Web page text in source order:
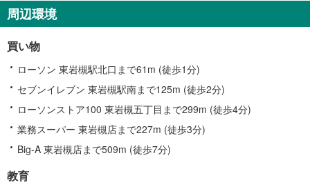
岩
槻
区
に
関
す
る
情
報
周辺環境
買い物
ローソン 東岩槻駅北口まで61m (徒歩1分)
セブンイレブン 東岩槻駅南まで125m (徒歩2分)
ローソンストア100 東岩槻五丁目まで299m (徒歩4分)
業務スーパー 東岩槻店まで227m (徒歩3分)
Big-A 東岩槻店まで509m (徒歩7分)
教育